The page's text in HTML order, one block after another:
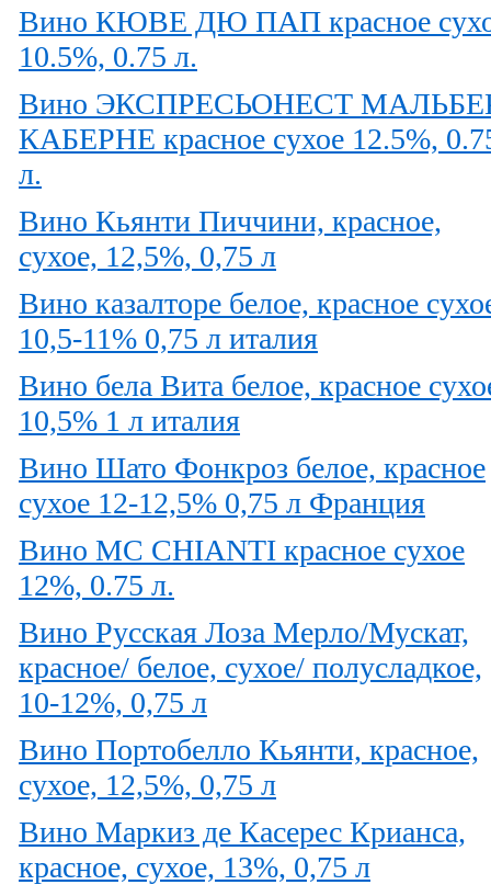
Вино КЮВЕ ДЮ ПАП красное
10.5%, 0.75 л.
Вино ЭКСПРЕСЬОНЕСТ
КАБЕРНЕ красное сухое 12.5%,
л.
Вино Кьянти Пиччини, красное,
сухое, 12,5%, 0,75 л
Вино казалторе белое, красное
10,5-11% 0,75 л италия
Вино бела Вита белое, красное
10,5% 1 л италия
Вино Шато Фонкроз белое, красное
сухое 12-12,5% 0,75 л Франция
Вино MC CHIANTI красное сухое
12%, 0.75 л.
Вино Русская Лоза Мерло/Мускат,
красное/ белое, сухое/ полусладкое,
10-12%, 0,75 л
Вино Портобелло Кьянти, красное,
сухое, 12,5%, 0,75 л
Вино Маркиз де Касерес Крианса,
красное, сухое, 13%, 0,75 л